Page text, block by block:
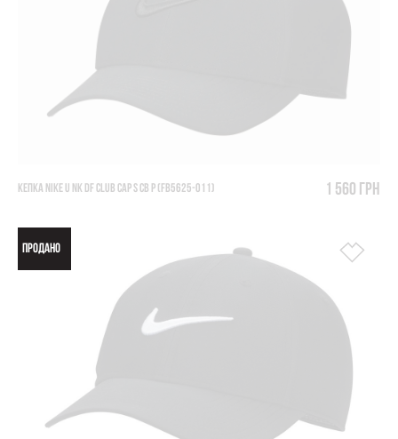
КЕПКА NIKE U NK DF CLUB CAP S CB P (FB5625-011) 1 560 грн
ПРОДАНО